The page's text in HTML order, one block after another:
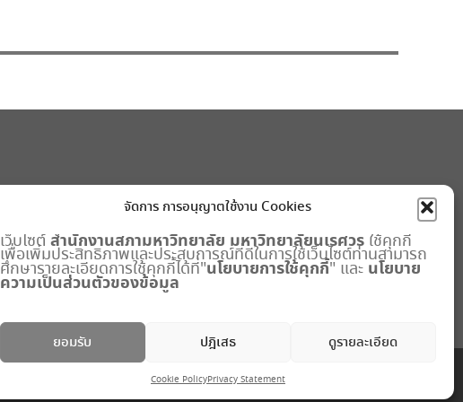
จัดการ การอนุญาตใช้งาน Cookies
เว็บไซต์สำนักงานสภามหาวิทยาลัย มหาวิทยาลัยนเรศวร ใช้คุกกี้
เพื่อเพิ่มประสิทธิภาพและประสบการณ์ที่ดีในการใช้เว็บไซต์ท่านสามารถ
ศึกษารายละเอียดการใช้คุกกี้ได้ที่"นโยบายการใช้คุกกี้" และ นโยบาย
ความเป็นส่วนตัวของข้อมูล
ยอมรับ ปฎิเสธ ดูรายละเอียด
Cookie PolicyPrivacy Statement